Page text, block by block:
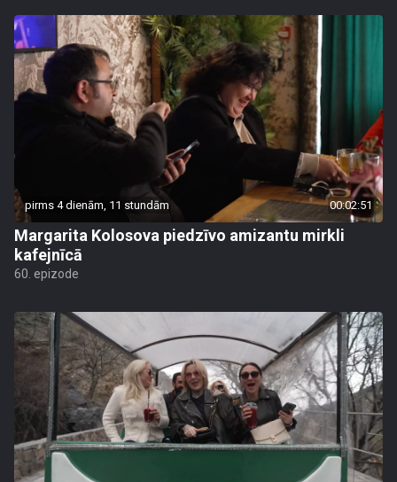
pirms 4 dienām, 11 stundām 00:02:51
Margarita Kolosova piedzīvo amizantu mirkli
kafejnīcā
60. epizode